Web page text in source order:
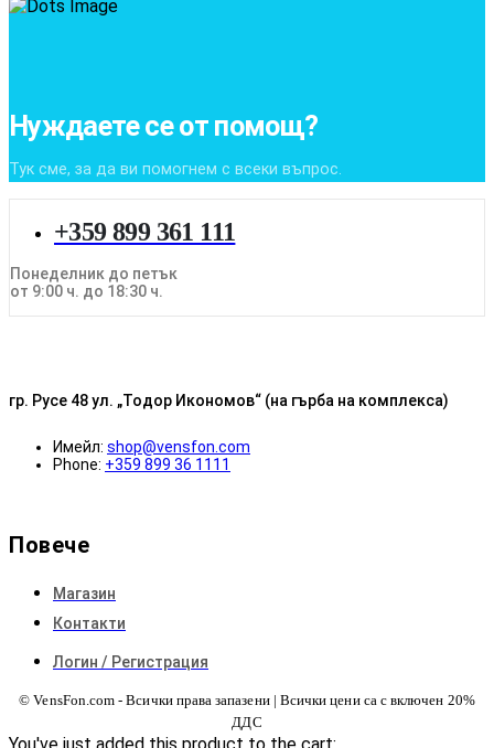
Нуждаете се от помощ?
Тук сме, за да ви помогнем с всеки въпрос.
+359 899 361 111
Понеделник до петък
от 9:00 ч. до 18:30 ч.
гр. Русе 48 ул. „Тодор Икономов“ (на гърба на комплекса)
Имейл: shop@vensfon.com
Phone: +359 899 36 1111
Повече
Магазин
Контакти
Логин / Регистрация
© VensFon.com - Всички права запазени | Всички цени са с включен 20%
ДДС